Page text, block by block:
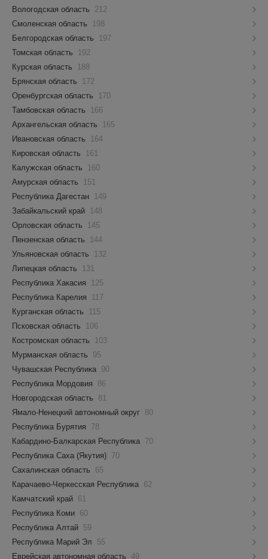
Вологодская область
212
Смоленская область
198
Белгородская область
197
Томская область
192
Курская область
188
Брянская область
172
Оренбургская область
170
Тамбовская область
166
Архангельская область
165
Ивановская область
164
Кировская область
161
Калужская область
160
Амурская область
151
Республика Дагестан 149
Забайкальский край 148
Орловская область
145
Пензенская область
144
Ульяновская область
132
Липецкая область
131
Республика Хакасия
125
Республика Карелия
117
Курганская область
115
Псковская область
106
Костромская область
103
Мурманская область
95
Чувашская Республика 90
Республика Мордовия
86
Новгородская область
81
Ямало-Ненецкий автономный округ 80
Республика Бурятия
78
Кабардино-Балкарская Республика 70
Республика Саха (Якутия) 70
Сахалинская область
65
Карачаево-Черкесская Республика 62
Камчатский край 61
Республика Коми 60
Республика Алтай 59
Республика Марий Эл
55
Еврейская автономная область 49